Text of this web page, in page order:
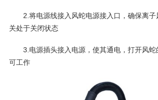
2.将电源线接入风蛇电源接入口，确保离
关处于关闭状态
3.电源插头接入电源，使其通电，打开风
可工作